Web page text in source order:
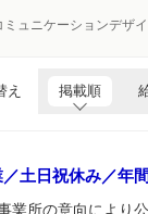
ミュニケーションデザ
え 掲載順
土日祝休み／年
事業所の意向により